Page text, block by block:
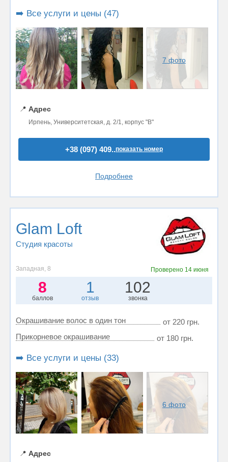
➡️ Все услуги и цены (47)
7 фото
📍 Адрес
Ирпень, Университетская, д. 2/1, корпус "В"
+38 (097) 409..показать номер
Подробнее
Glam Loft
Студия красоты
Западная, 8 Проверено 14 июня
8
баллов
1
отзыв
102
звонка
Окрашивание волос в один тон
от 220 грн.
Прикорневое окрашивание
от 180 грн.
➡️ Все услуги и цены (33)
6 фото
📍 Адрес